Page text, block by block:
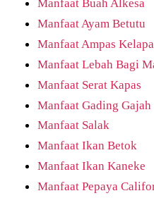
Manfaat Buah Alkesa
Manfaat Ayam Betutu
Manfaat Ampas
Manfaat Lebah Bagi
Manfaat Serat Kapas
Manfaat Gading Gajah
Manfaat Salak
Manfaat Ikan Betok
Manfaat Ikan Kaneke
Manfaat Pepaya